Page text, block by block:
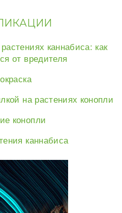
каннабиса: как
от вредителя
на растениях конопли
конопли
каннабиса